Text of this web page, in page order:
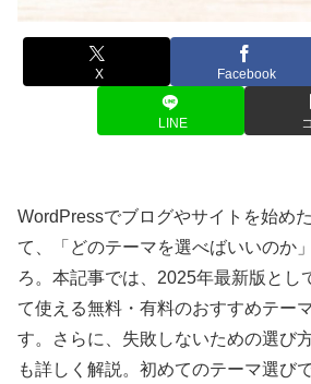
X Facebook
LINE
WordPressでブログやサイトを始め
て、「どのテーマを選べばいいのか
ろ。本記事では、2025年最新版とし
て使える無料・有料のおすすめテー
す。さらに、失敗しないための選び
も詳しく解説。初めてのテーマ選び